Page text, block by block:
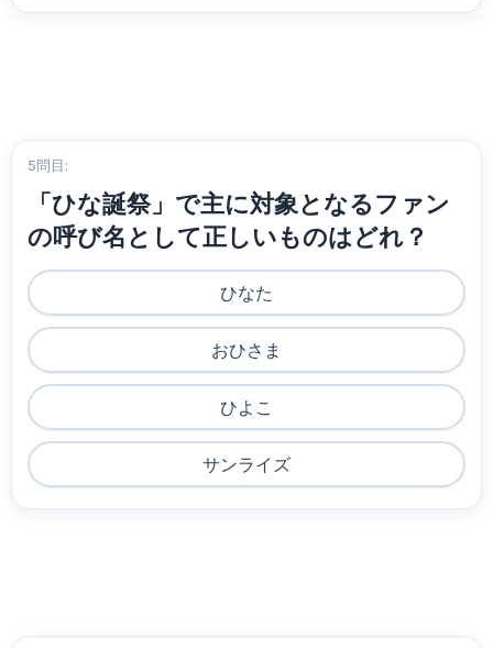
5問目:
「ひな誕祭」で主に対象となるファン
の呼び名として正しいものはどれ？
ひなた
おひさま
ひよこ
サンライズ